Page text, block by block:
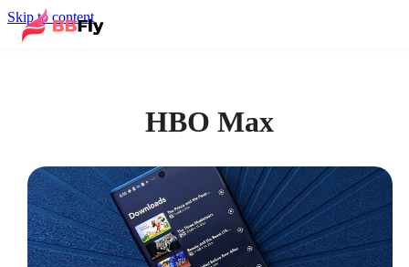
Skip to content
HBO Max